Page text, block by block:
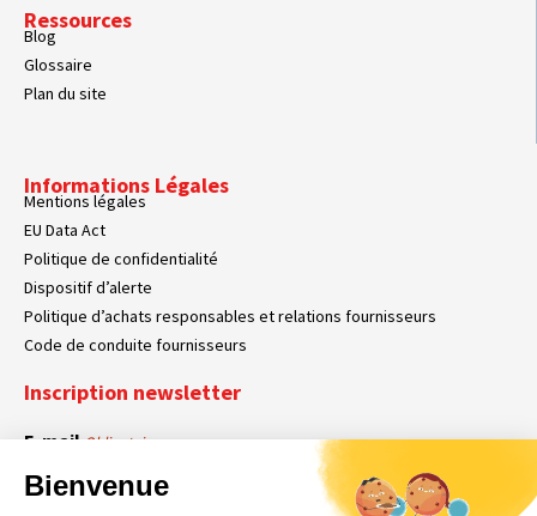
Ressources
Blog
Glossaire
Plan du site
Informations Légales
Mentions légales
EU Data Act
Politique de confidentialité
Dispositif d’alerte
Politique d’achats responsables et relations fournisseurs
Code de conduite fournisseurs
Inscription newsletter
E-mailObligatoire
Bienvenue